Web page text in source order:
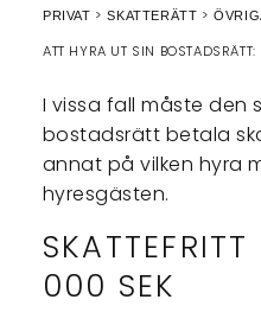
PRIVAT SKATTERÄTT
ATT HYRA UT SIN
I vissa fall måste den
bostadsrätt betala
annat på vilken hyra
hyresgästen.
000 SEK